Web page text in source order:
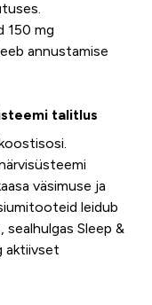
150 mg
annustamise
talitlus
väsimuse ja
leidub
sealhulgas Sleep &
aktiivset